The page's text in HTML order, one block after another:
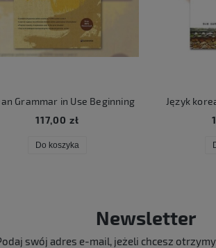
Grammar in Use Beginning
117,00 zł
Do koszyka
Język
Newsletter
swój adres e-mail, jeżeli chcesz